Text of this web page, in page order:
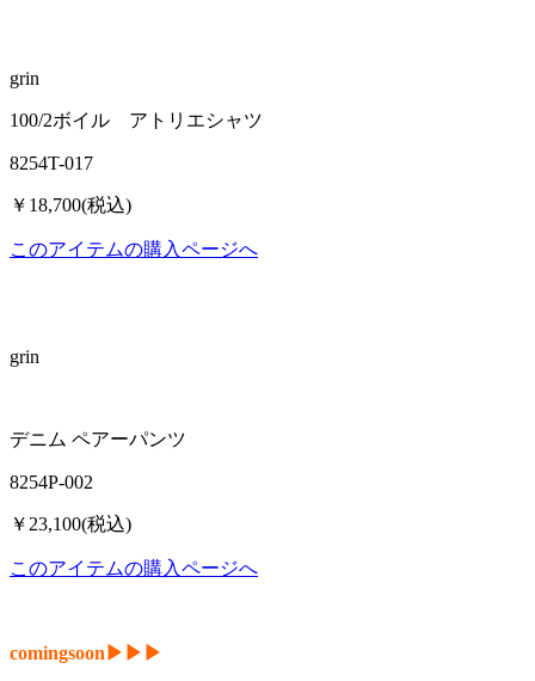
grin
100/2ボイル アトリエシャツ
8254T-017
￥18,700(税込)
このアイテムの購入ページへ
grin
デニム ペアーパンツ
8254P-002
￥23,100(税込)
このアイテムの購入ページへ
comingsoon▶︎▶︎▶︎